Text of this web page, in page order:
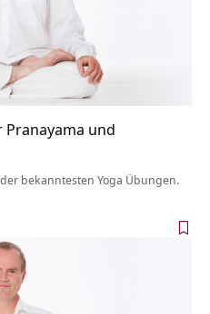
Pranayama und
bekanntesten Yoga Übungen.